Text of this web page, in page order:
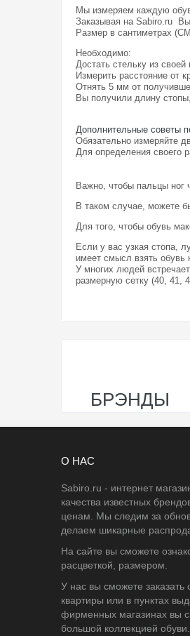
Мы измеряем каждую
Заказывая на Sabiro.ru
Размер в сантиметрах
Необходимо:
Достать стельку из
Измерить расстояние от
Отнять 5 мм от
Вы получили длину
Дополнительные советы
Обязательно измеряйте
Для определения своего
Важно, чтобы пальцы ног
В таком случае, можете
Для того, чтобы обувь
Если у вас узкая стопа,
имеет смысл взять обувь
У многих людей
размерную сетку (40, 41,
БРЭНДЫ
О НАС
Sabiro.ru - интернет
качества известных
ценам. Мы следим за
делаем шикарные
На сайте вы сможете
расцветкой, размером.
У нас вы сможете заказать
квартиры или в пунктах
фирменных магазинах вы
большой коллекцией обуви.